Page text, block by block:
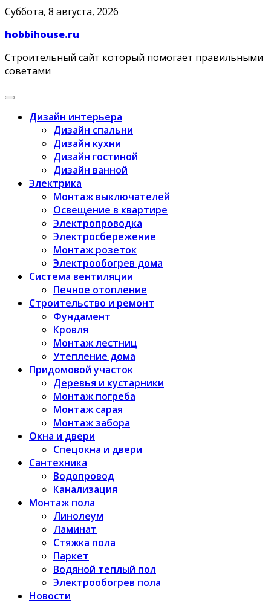
Skip
content
Суббота, 8 августа, 2026
hobbihouse.ru
Строительный сайт который помогает правильными
советами
Дизайн интерьера
Дизайн спальни
Дизайн кухни
Дизайн гостиной
Дизайн ванной
Электрика
Монтаж выключателей
Освещение в квартире
Электропроводка
Электросбережение
Монтаж розеток
Электрообогрев дома
Система вентиляции
Печное отопление
Строительство и ремонт
Фундамент
Кровля
Монтаж лестниц
Утепление дома
Придомовой участок
Деревья и кустарники
Монтаж погреба
Монтаж сарая
Монтаж забора
Окна и двери
Спецокна и двери
Сантехника
Водопровод
Канализация
Монтаж пола
Линолеум
Ламинат
Стяжка пола
Паркет
Водяной теплый пол
Электрообогрев пола
Новости